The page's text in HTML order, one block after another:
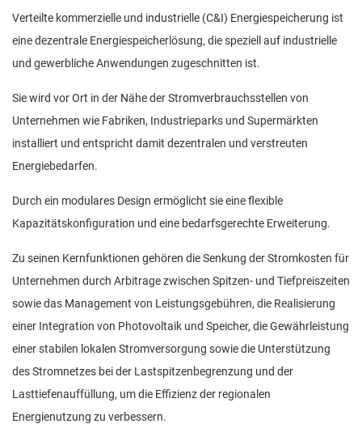
Verteilte kommerzielle und industrielle (C&I) Energiespeicherung ist
eine dezentrale Energiespeicherlösung, die speziell auf industrielle
und gewerbliche Anwendungen zugeschnitten ist.
Sie wird vor Ort in der Nähe der Stromverbrauchsstellen von
Unternehmen wie Fabriken, Industrieparks und Supermärkten
installiert und entspricht damit dezentralen und verstreuten
Energiebedarfen.
Durch ein modulares Design ermöglicht sie eine flexible
Kapazitätskonfiguration und eine bedarfsgerechte Erweiterung.
Zu seinen Kernfunktionen gehören die Senkung der Stromkosten für
Unternehmen durch Arbitrage zwischen Spitzen- und Tiefpreiszeiten
sowie das Management von Leistungsgebühren, die Realisierung
einer Integration von Photovoltaik und Speicher, die Gewährleistung
einer stabilen lokalen Stromversorgung sowie die Unterstützung
des Stromnetzes bei der Lastspitzenbegrenzung und der
Lasttiefenauffüllung, um die Effizienz der regionalen
Energienutzung zu verbessern.